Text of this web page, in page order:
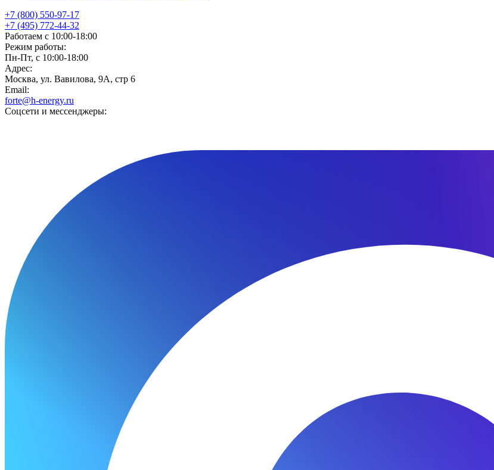
+7 (800) 550-97-17
+7 (495) 772-44-32
Работаем с 10:00-18:00
Режим работы:
Пн-Пт, с 10:00-18:00
Адрес:
Москва, ул. Вавилова, 9А, стр 6
Email:
forte@h-energy.ru
Соцсети и мессенджеры: